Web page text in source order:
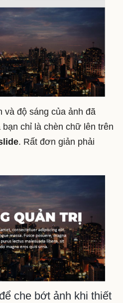
và độ sáng của ảnh đã
chỉ là chèn chữ lên trên
. Rất đơn giản phải
che bớt ảnh khi thiết